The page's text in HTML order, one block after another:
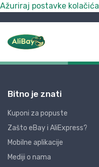
Ažuriraj postavke kolačića
Bitno je znati
Kuponi za popuste
Zašto eBay i AliExpress?
Mobilne aplikacije
Mediji o nama